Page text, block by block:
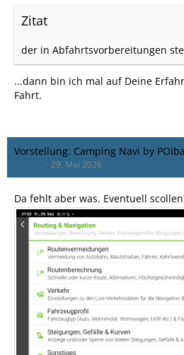
Zitat
der in Abfahrtsvorbereitungen
...dann bin ich mal auf Deine
Fahrt.
Vorstellung: Camping Navi by
29. Mai 2026
Da fehlt aber was. Eventuell